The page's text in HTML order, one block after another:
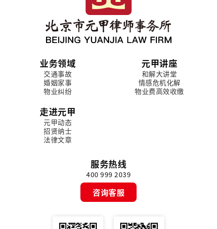
业务领域
交通事故
婚姻家事
物业纠纷
元甲讲座
和解大讲堂
情感危机化解
物业费高效收缴
走进元甲
元甲动态
招贤纳士
法律文章
服务热线
400 999 2039
咨询客服